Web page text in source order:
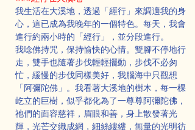
我生活在大溪地，透過「經行」來調適我的身
心，這已成為我晚年的一個特色。每天，我會
進行約兩小時的「經行」，並分段進行。
我唸佛持咒，保持愉快的心情。雙腳不停地行
走，雙手也隨著步伐輕輕擺動，步伐不必匆
忙，緩慢的步伐同樣美好，我腦海中只觀想
「阿彌陀佛」。我看著大溪地的樹木，每一棵
屹立的巨樹，似乎都化為了一尊尊阿彌陀佛，
祂們的面容慈祥，眉眼和善，身上散發著光
輝，光芒交織成網，細絲縷縷，無量的光明彷